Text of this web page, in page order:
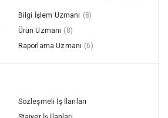
Bilgi İşlem Uzmanı (8)
Ürün Uzmanı (8)
Raporlama Uzmanı (6)
Sözleşmeli İş İlanları